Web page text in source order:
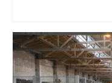
czynności, które mają
dziąseł, a także całej